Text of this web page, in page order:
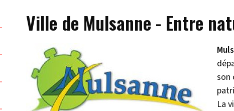
Ville de Mulsanne - Entre
son
La